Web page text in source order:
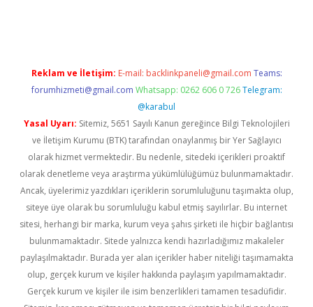
Reklam ve İletişim: E-mail: backlinkpaneli@gmail.com Teams:
forumhizmeti@gmail.com Whatsapp: 0262 606 0 726 Telegram:
@karabul
Yasal Uyarı: Sitemiz, 5651 Sayılı Kanun gereğince Bilgi Teknolojileri
ve İletişim Kurumu (BTK) tarafından onaylanmış bir Yer Sağlayıcı
olarak hizmet vermektedir. Bu nedenle, sitedeki içerikleri proaktif
olarak denetleme veya araştırma yükümlülüğümüz bulunmamaktadır.
Ancak, üyelerimiz yazdıkları içeriklerin sorumluluğunu taşımakta olup,
siteye üye olarak bu sorumluluğu kabul etmiş sayılırlar. Bu internet
sitesi, herhangi bir marka, kurum veya şahıs şirketi ile hiçbir bağlantısı
bulunmamaktadır. Sitede yalnızca kendi hazırladığımız makaleler
paylaşılmaktadır. Burada yer alan içerikler haber niteliği taşımamakta
olup, gerçek kurum ve kişiler hakkında paylaşım yapılmamaktadır.
Gerçek kurum ve kişiler ile isim benzerlikleri tamamen tesadüfidir.